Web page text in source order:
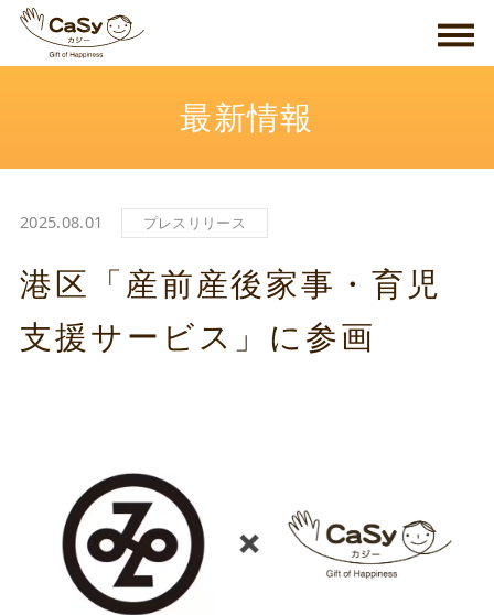
最新情報
2025.08.01 プレスリリース
港区「産前産後家事・育児
支援サービス」に参画